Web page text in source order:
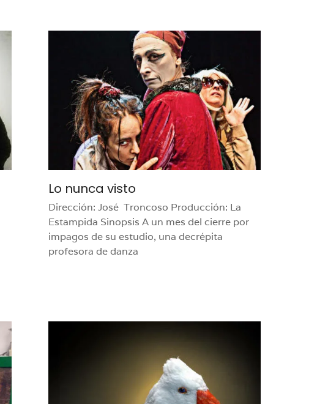
Lo nunca visto
Dirección: José Troncoso Producción: La
Estampida Sinopsis A un mes del cierre por
impagos de su estudio, una decrépita
profesora de danza